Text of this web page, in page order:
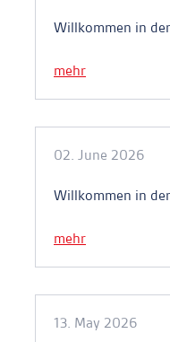
Willkommen in
mehr
02. June 2026
Willkommen in
mehr
13. May 2026